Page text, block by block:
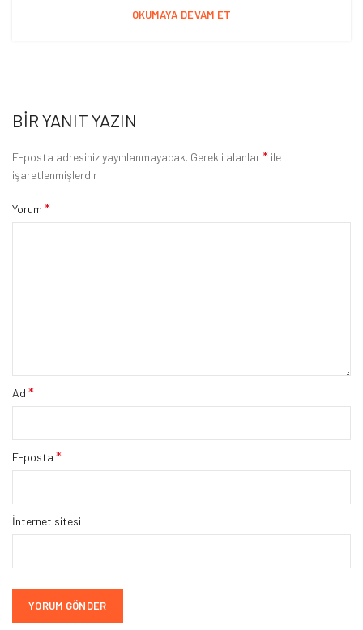
OKUMAYA DEVAM ET
BIR YANIT YAZIN
E-posta adresiniz yayınlanmayacak. Gerekli alanlar* ile
işaretlenmişlerdir
Yorum *
Ad *
E-posta *
İnternet sitesi